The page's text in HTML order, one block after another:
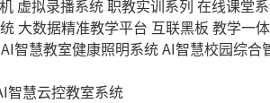
虚拟录播系统职教实训系列 在线课堂
大数据精准教学平台 互联黑板 教学一
AI智慧教室健康照明系统AI智慧校园综合
智慧云控教室系统